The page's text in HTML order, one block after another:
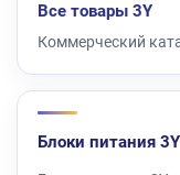
Все товары 3Y
Коммерческий
Блоки питания 3Y